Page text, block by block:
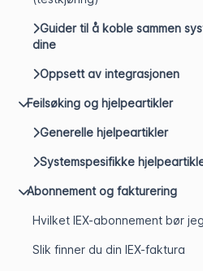
Guider til å koble sammen
dine
Oppsett av integrasjonen
Feilsøking og hjelpeartikler
Generelle hjelpeartikler
Systemspesifikke
Abonnement og fakturering
Hvilket IEX-abonnement bør
Slik finner du din IEX-faktura